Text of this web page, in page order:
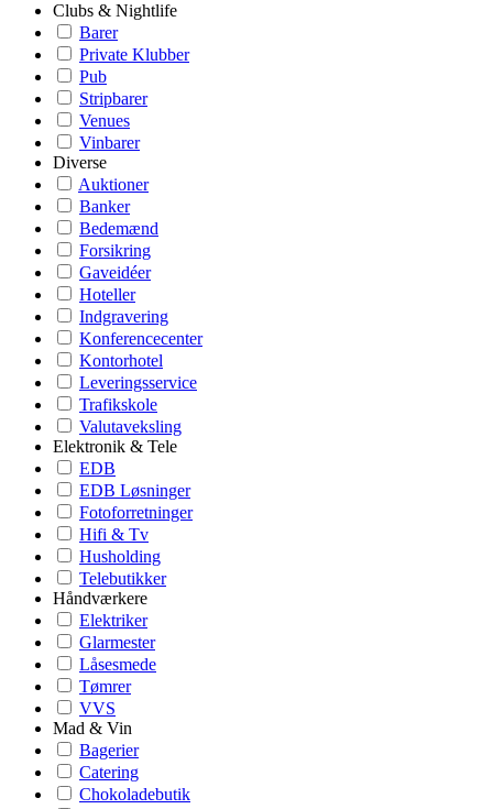
Clubs & Nightlife
Barer
Private Klubber
Pub
Stripbarer
Venues
Vinbarer
Diverse
Auktioner
Banker
Bedemænd
Forsikring
Gaveidéer
Hoteller
Indgravering
Konferencecenter
Kontorhotel
Leveringsservice
Trafikskole
Valutaveksling
Elektronik & Tele
EDB
EDB Løsninger
Fotoforretninger
Hifi & Tv
Husholding
Telebutikker
Håndværkere
Elektriker
Glarmester
Låsesmede
Tømrer
VVS
Mad & Vin
Bagerier
Catering
Chokoladebutik